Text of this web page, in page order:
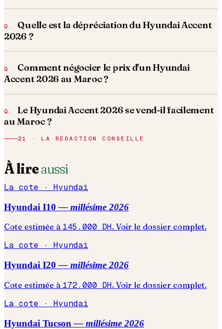
Quelle est la dépréciation du Hyundai Accent
2026 ?
Comment négocier le prix d'un Hyundai
Accent 2026 au Maroc ?
Le Hyundai Accent 2026 se vend-il facilement
au Maroc ?
21 · LA RÉDACTION CONSEILLE
À lireaussi
La cote · Hyundai
Hyundai I10 — millésime 2026
Cote estimée à 145.000 DH. Voir le dossier complet.
La cote · Hyundai
Hyundai I20 — millésime 2026
Cote estimée à 172.000 DH. Voir le dossier complet.
La cote · Hyundai
Hyundai Tucson — millésime 2026